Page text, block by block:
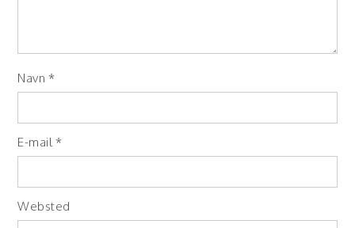
Navn *
E-mail *
Websted